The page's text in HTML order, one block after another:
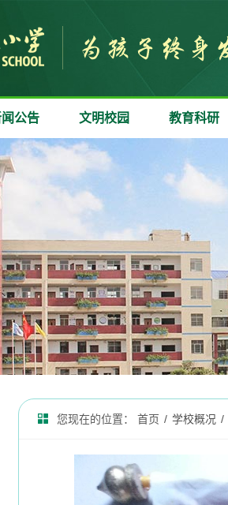
公告 文明校园 教育科研
您现在的位置： 首页 / 学校概况 /